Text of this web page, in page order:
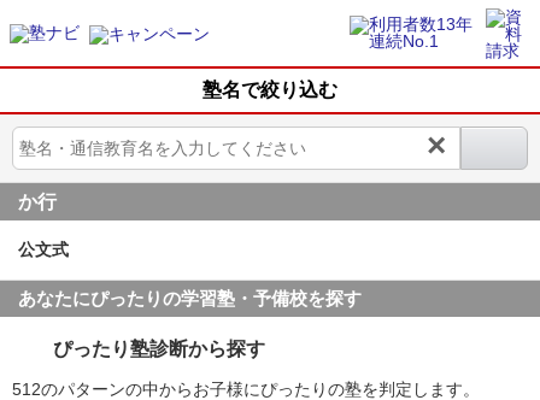
塾名で絞り込む
×
か行
公文式
あなたにぴったりの学習塾・予備校を探す
ぴったり塾診断から探す
512のパターンの中からお子様にぴったりの塾を判定します。